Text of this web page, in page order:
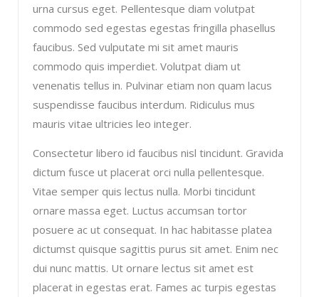
urna cursus eget. Pellentesque diam volutpat
commodo sed egestas egestas fringilla phasellus
faucibus. Sed vulputate mi sit amet mauris
commodo quis imperdiet. Volutpat diam ut
venenatis tellus in. Pulvinar etiam non quam lacus
suspendisse faucibus interdum. Ridiculus mus
mauris vitae ultricies leo integer.
Consectetur libero id faucibus nisl tincidunt. Gravida
dictum fusce ut placerat orci nulla pellentesque.
Vitae semper quis lectus nulla. Morbi tincidunt
ornare massa eget. Luctus accumsan tortor
posuere ac ut consequat. In hac habitasse platea
dictumst quisque sagittis purus sit amet. Enim nec
dui nunc mattis. Ut ornare lectus sit amet est
placerat in egestas erat. Fames ac turpis egestas